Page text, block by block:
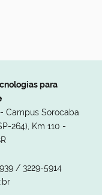
para
Campus Sorocaba
264), Km 110 -
/ 3229-5914